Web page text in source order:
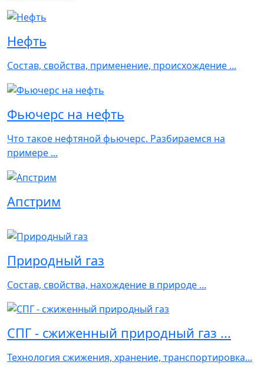
Нефть
Состав, свойства, применение, происхождение ...
Фьючерс на нефть
Что такое нефтяной фьючерс. Разбираемся на
примере ...
Апстрим
Природный газ
Состав, свойства, нахождение в природе ...
СПГ - сжиженный природный газ ...
Технология сжижения, хранение, транспортировка...